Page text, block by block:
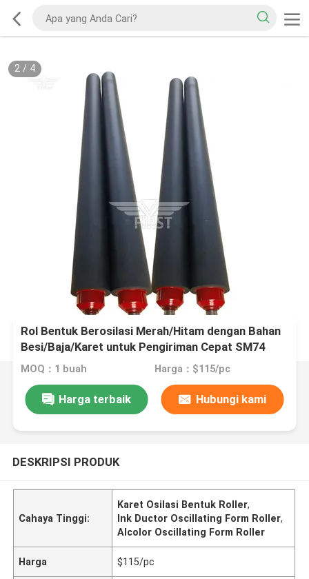
2/ 4
Rol Bentuk Berosilasi Merah/Hitam dengan Bahan
Besi/Baja/Karet untuk Pengiriman Cepat SM74
MOQ：1 buah Harga：$115/pc
Harga terbaik Hubungi kami
DESKRIPSI PRODUK
Cahaya Tinggi:
Karet Osilasi Bentuk Roller,
Ink Ductor Oscillating Form Roller,
Alcolor Oscillating Form Roller
Harga $115/pc